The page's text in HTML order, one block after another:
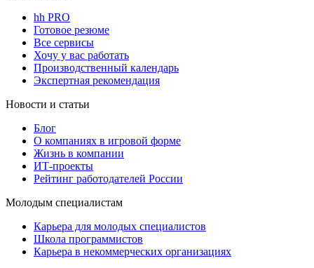
hh PRO
Готовое резюме
Все сервисы
Хочу у вас работать
Производственный календарь
Экспертная рекомендация
Новости и статьи
Блог
О компаниях в игровой форме
Жизнь в компании
ИТ-проекты
Рейтинг работодателей России
Молодым специалистам
Карьера для молодых специалистов
Школа программистов
Карьера в некоммерческих организациях